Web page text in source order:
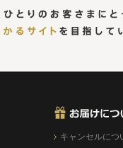
キャンセルにつ